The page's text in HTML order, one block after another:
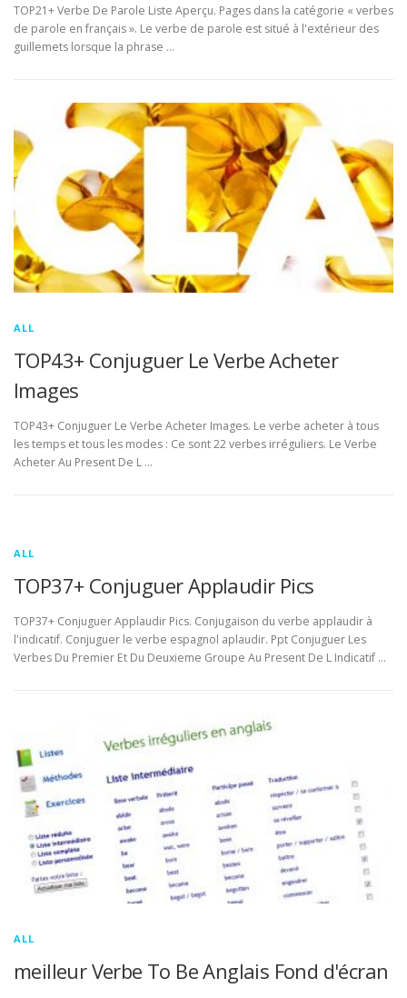
TOP21+ Verbe De Parole Liste Aperçu. Pages dans la catégorie « verbes
de parole en français ». Le verbe de parole est situé à l'extérieur des
guillemets lorsque la phrase …
ALL
TOP43+ Conjuguer Le Verbe Acheter
Images
TOP43+ Conjuguer Le Verbe Acheter Images. Le verbe acheter à tous
les temps et tous les modes : Ce sont 22 verbes irréguliers. Le Verbe
Acheter Au Present De L …
ALL
TOP37+ Conjuguer Applaudir Pics
TOP37+ Conjuguer Applaudir Pics. Conjugaison du verbe applaudir à
l'indicatif. Conjuguer le verbe espagnol aplaudir. Ppt Conjuguer Les
Verbes Du Premier Et Du Deuxieme Groupe Au Present De L Indicatif …
ALL
meilleur Verbe To Be Anglais Fond d'écran